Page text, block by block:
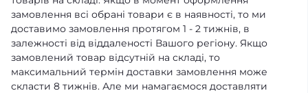
замовлення всі обрані товари є в наявності, то ми
доставимо замовлення протягом 1 - 2 тижнів, в
залежності від віддаленості Вашого регіону. Якщо
замовлений товар відсутній на складі, то
максимальний термін доставки замовлення може
скласти 8 тижнів. Але ми намагаємося доставляти